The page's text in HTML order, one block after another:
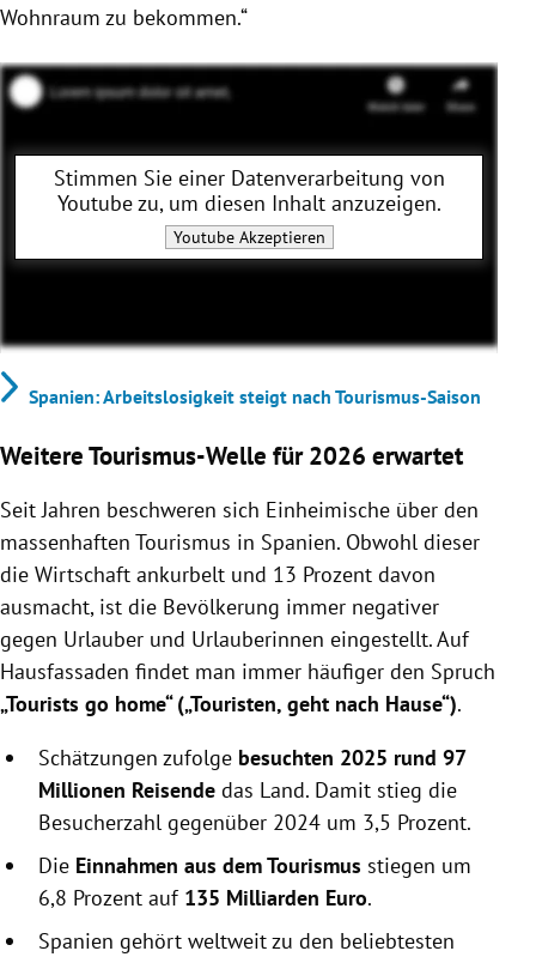
Wohnraum zu bekommen.“
Stimmen Sie einer Datenverarbeitung von
Youtubezu, um diesen Inhalt anzuzeigen.
YoutubeAkzeptieren
Spanien: Arbeitslosigkeit steigt nach Tourismus-Saison
Weitere Tourismus-Welle für 2026 erwartet
Seit Jahren beschweren sich Einheimische über den
massenhaften Tourismus in Spanien. Obwohl dieser
die Wirtschaft ankurbelt und 13 Prozent davon
ausmacht, ist die Bevölkerung immer negativer
gegen Urlauber und Urlauberinnen eingestellt. Auf
Hausfassaden findet man immer häufiger den Spruch
„Tourists go home“ („Touristen, geht nach Hause“).
Schätzungen zufolge besuchten 2025 rund 97
Millionen Reisende das Land. Damit stieg die
Besucherzahl gegenüber 2024 um 3,5 Prozent.
Die Einnahmen aus dem Tourismus stiegen um
6,8 Prozent auf 135 Milliarden Euro.
Spanien gehört weltweit zu den beliebtesten